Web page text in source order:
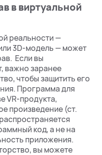
в виртуальной
реальности —
3D-модель — может
Если вы
важно заранее
чтобы защитить его
Программа для
VR-продукта,
произведение (ст.
код, а не на
приложения.
вы можете